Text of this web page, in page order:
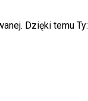
Dzięki temu Ty: